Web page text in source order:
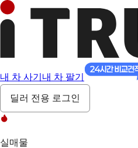
내 차 사기 내 차 팔기
딜러 전용 로그인
실매물